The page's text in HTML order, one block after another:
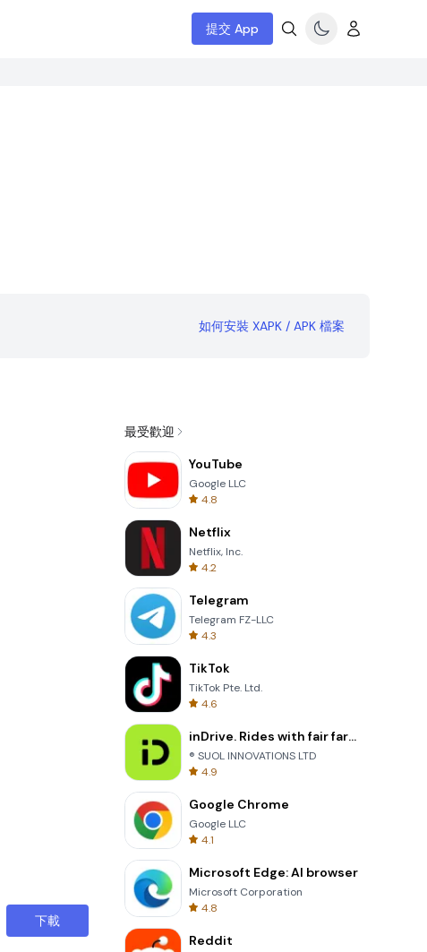
提交 App
如何安裝 XAPK / APK 檔案
下載
最受歡迎
YouTube
Google LLC
4.8
Netflix
Netflix, Inc.
4.2
Telegram
Telegram FZ-LLC
4.3
TikTok
TikTok Pte. Ltd.
4.6
inDrive. Rides with fair fares
® SUOL INNOVATIONS LTD
4.9
Google Chrome
Google LLC
4.1
Microsoft Edge: AI browser
Microsoft Corporation
4.8
Reddit